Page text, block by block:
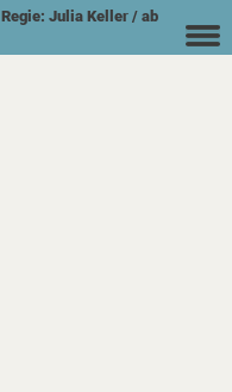
Julia Keller / ab